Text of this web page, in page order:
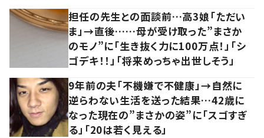
担任の先生との面談前…高3娘「ただい
ま」→直後……母が受け取った”まさか
のモノ”に「生き抜く力に100万点！」「シ
ゴデキ！！」「将来めっちゃ出世しそう」
9年前の夫「不機嫌で不健康」→自然に
逆らわない生活を送った結果…42歳に
なった現在の”まさかの姿”に「スゴすぎ
る」「20は若く見える」